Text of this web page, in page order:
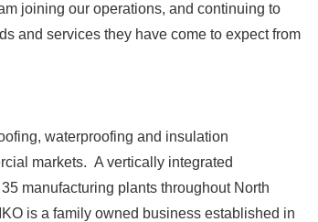
joining our operations, and continuing to
and services they have come to expect from
waterproofing and insulation
markets. A vertically integrated
manufacturing plants throughout North
is a family owned business established in